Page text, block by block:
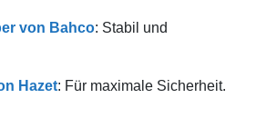
von Bahco: Stabil und
Hazet: Für maximale Sicherheit.